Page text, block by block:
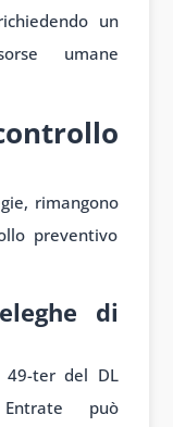
un
umane
rimangono
preventivo
di
49-ter del DL
può